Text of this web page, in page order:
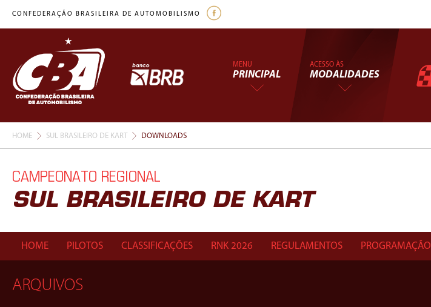
CONFEDERAÇÃO BRASILEIRA DE AUTOMOBILISMO
MENU
PRINCIPAL
ACESSO ÀS
MODALIDADES
HOME SUL BRASILEIRO DE KART DOWNLOADS
CAMPEONATO REGIONAL
SUL BRASILEIRO DE KART
HOME PILOTOS CLASSIFICAÇÕES RNK 2026 REGULAMENTOS PROGRAMAÇÃO
ARQUIVOS